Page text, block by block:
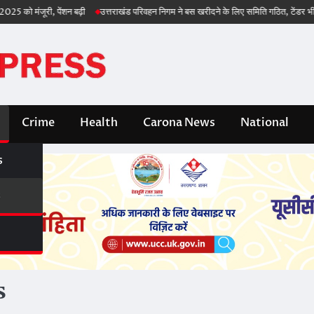
मंजूरी, पेंशन बढ़ी उत्तराखंड परिवहन निगम ने बस खरीदने के लिए समिति गठित, टेंडर भी जल्द
Crime Health Carona News National